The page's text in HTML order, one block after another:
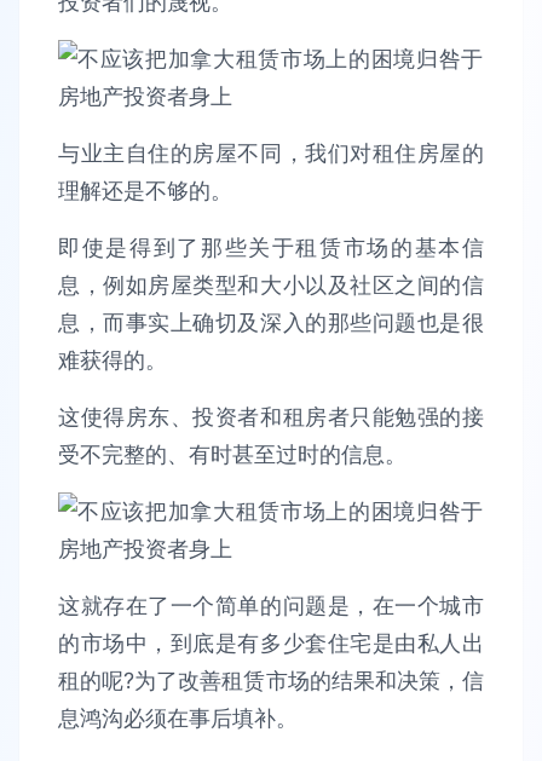
与业主自住的房屋不同，我们对租住房屋的
理解还是不够的。
即使是得到了那些关于租赁市场的基本信
息，例如房屋类型和大小以及社区之间的信
息，而事实上确切及深入的那些问题也是很
难获得的。
这使得房东、投资者和租房者只能勉强的接
受不完整的、有时甚至过时的信息。
这就存在了一个简单的问题是，在一个城市
的市场中，到底是有多少套住宅是由私人出
租的呢?为了改善租赁市场的结果和决策，信
息鸿沟必须在事后填补。